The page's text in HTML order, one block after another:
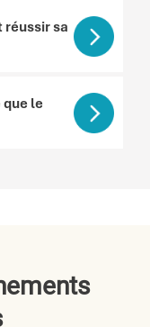
réussir sa
que le